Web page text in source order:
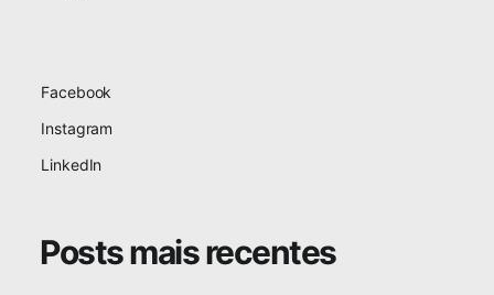
Facebook
Instagram
LinkedIn
Posts mais recentes